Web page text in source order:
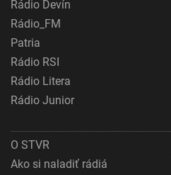
Rádio Devín
Rádio_FM
Patria
Rádio RSI
Rádio Litera
Rádio Junior
O STVR
Ako si naladiť rádiá